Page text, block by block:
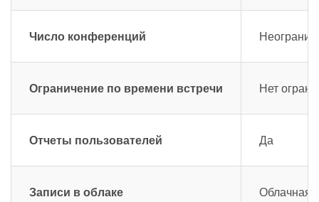
Число конференций
Ограничение по времени встречи Нет
Отчеты пользователей Да
Записи в облаке Облачная